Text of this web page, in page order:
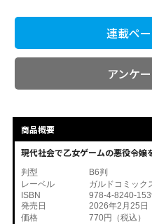
連載ペ
アンケ
商品概要
現代社会で乙女ゲームの悪役令嬢
判型
B6判
レーベル
ガルドコミック
ISBN
978-4-8240-
発売日
2026年2月25日
価格
770円（税込）